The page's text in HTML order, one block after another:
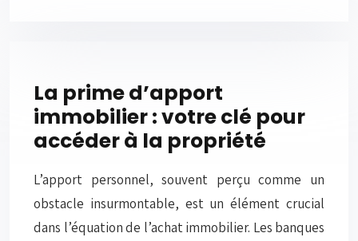
La prime d’apport
immobilier : votre clé pour
accéder à la propriété
L’apport personnel, souvent perçu comme un
obstacle insurmontable, est un élément crucial
dans l’équation de l’achat immobilier. Les banques